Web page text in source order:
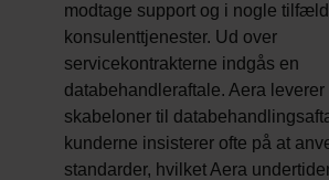
modtage support og i nogle
konsulenttjenester. Ud over
servicekontrakterne indgås en
databehandleraftale. Aera leverer
skabeloner til
kunderne insisterer ofte på at
standarder, hvilket Aera